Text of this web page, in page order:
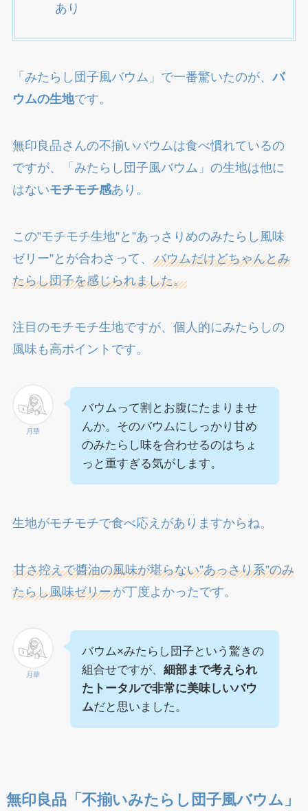
あり
「みたらし団子風バウム」で一番驚いたのが、バ
ウムの生地です。
無印良品さんの不揃いバウムは食べ慣れているの
ですが、「みたらし団子風バウム」の生地は他に
はないモチモチ感あり。
この”モチモチ生地”と”あっさりめのみたらし風味
ゼリー”とが合わさって、 バウムだけどちゃんとみ
たらし団子を感じられました。
注目のモチモチ生地ですが、個人的にみたらしの
風味も高ポイントです。
月華
バウムって割とお腹にたまりませ
んか。そのバウムにしっかり甘め
のみたらし味を合わせるのはちょ
っと重すぎる気がします。
生地がモチモチで食べ応えがありますからね。
甘さ控えで醬油の風味が堪らない”あっさり系”のみ
たらし風味ゼリーが丁度よかったです。
月華
バウム×みたらし団子という驚きの
組合せですが、 細部まで考えられ
たトータルで非常に美味しいバウ
ムだと思いました。
無印良品「不揃いみたらし団子風バウム」